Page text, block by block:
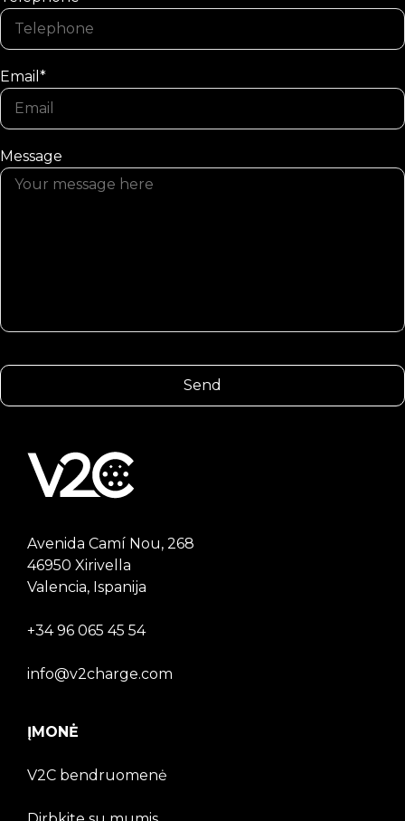
Email*
Message
Avenida Camí Nou, 268
46950 Xirivella
Valencia, Ispanija
+34 96 065 45 54
info@v2charge.com
ĮMONĖ
V2C bendruomenė